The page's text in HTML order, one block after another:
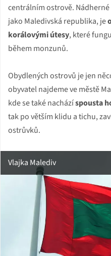
centrálním ostrově.
jako Maledivská republika, je
korálovými útesy, které
během monzunů.
Obydlených ostrovů je jen
obyvatel najdeme ve městě
kde se také nacházíspousta
tak po větším klidu a tichu,
ostrůvků.
Vlajka Malediv